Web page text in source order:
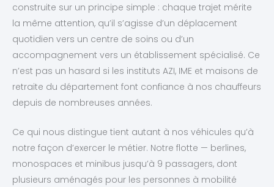
construite sur un principe simple : chaque trajet mérite
la même attention, qu’il s’agisse d’un déplacement
quotidien vers un centre de soins ou d’un
accompagnement vers un établissement spécialisé. Ce
n’est pas un hasard si les instituts AZI, IME et maisons de
retraite du département font confiance à nos chauffeurs
depuis de nombreuses années.
Ce qui nous distingue tient autant à nos véhicules qu’à
notre façon d’exercer le métier. Notre flotte — berlines,
monospaces et minibus jusqu’à 9 passagers, dont
plusieurs aménagés pour les personnes à mobilité